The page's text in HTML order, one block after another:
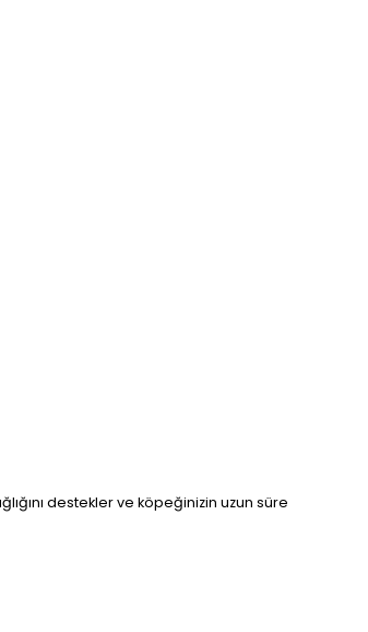
destekler ve köpeğinizin uzun süre